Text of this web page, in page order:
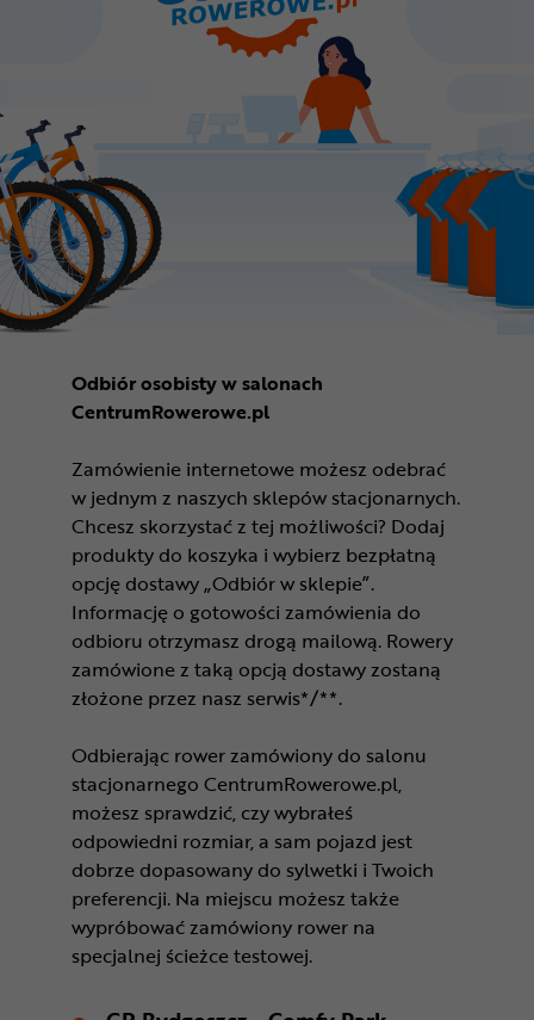
Odbiór osobisty w salonach
CentrumRowerowe.pl
Zamówienie internetowe możesz odebrać
w jednym z naszych sklepów stacjonarnych.
Chcesz skorzystać z tej możliwości? Dodaj
produkty do koszyka i wybierz bezpłatną
opcję dostawy „Odbiór w sklepie”.
Informację o gotowości zamówienia do
odbioru otrzymasz drogą mailową. Rowery
zamówione z taką opcją dostawy zostaną
złożone przez nasz serwis*/**.
Odbierając rower zamówiony do salonu
stacjonarnego CentrumRowerowe.pl,
możesz sprawdzić, czy wybrałeś
odpowiedni rozmiar, a sam pojazd jest
dobrze dopasowany do sylwetki i Twoich
preferencji. Na miejscu możesz także
wypróbować zamówiony rower na
specjalnej ścieżce testowej.